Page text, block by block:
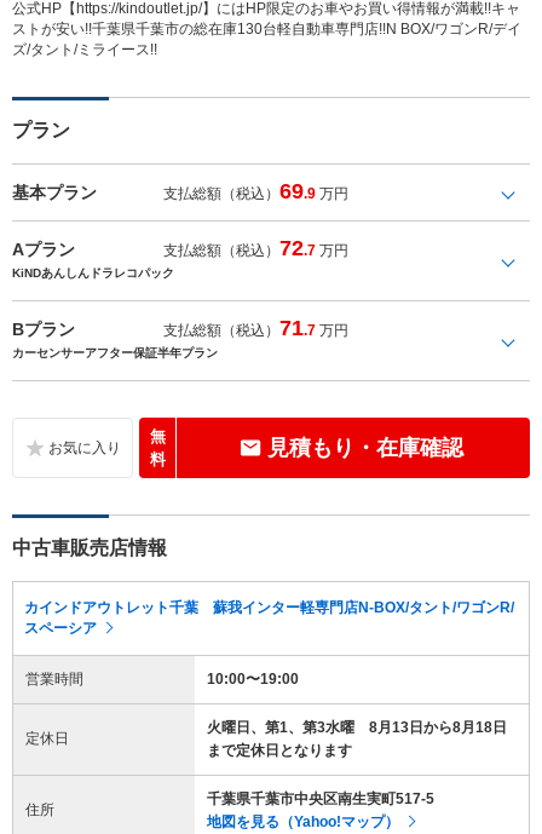
公式HP【https://kindoutlet.jp/】にはHP限定のお車やお買い得情報が満載!!キャ
ストが安い!!千葉県千葉市の総在庫130台軽自動車専門店!!N BOX/ワゴンR/デイ
ズ/タント/ミライース!!
プラン
基本プラン 支払総額（税込）69.9 万円
Aプラン 支払総額（税込） 72.7 万円
KiNDあんしんドラレコパック
Bプラン 支払総額（税込） 71.7 万円
カーセンサーアフター保証半年プラン
無
料
見積もり・在庫確認
中古車販売店情報
カインドアウトレット千葉 蘇我インター軽専門店N-BOX/タント/ワゴンR/
スペーシア
営業時間 10:00〜19:00
定休日
火曜日、第1、第3水曜 8月13日から8月18日
まで定休日となります
住所
千葉県千葉市中央区南生実町517-5
地図を見る（Yahoo!マップ）